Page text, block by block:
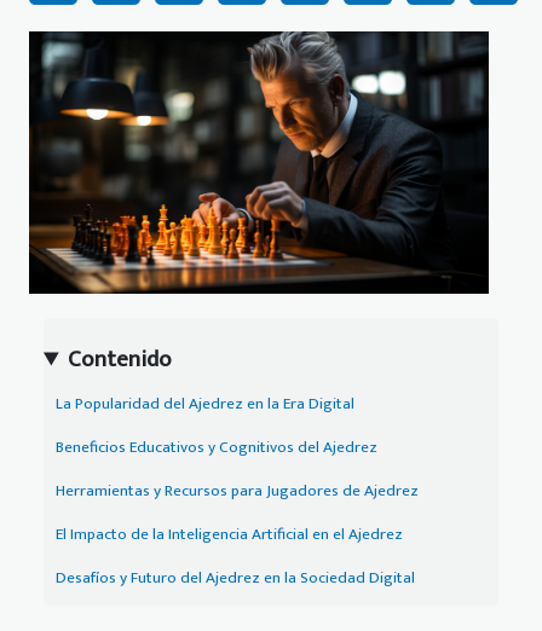
Contenido
La Popularidad del Ajedrez en la Era Digital
Beneficios Educativos y Cognitivos del Ajedrez
Herramientas y Recursos para Jugadores de Ajedrez
El Impacto de la Inteligencia Artificial en el Ajedrez
Desafíos y Futuro del Ajedrez en la Sociedad Digital